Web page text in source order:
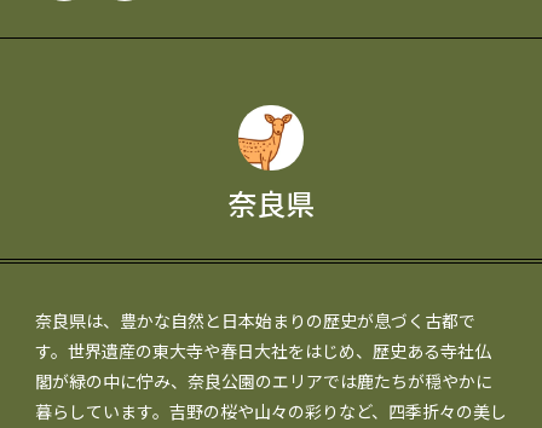
奈良県
奈良県は、豊かな自然と日本始まりの歴史が息づく古都で
す。世界遺産の東大寺や春日大社をはじめ、歴史ある寺社仏
閣が緑の中に佇み、奈良公園のエリアでは鹿たちが穏やかに
暮らしています。吉野の桜や山々の彩りなど、四季折々の美し